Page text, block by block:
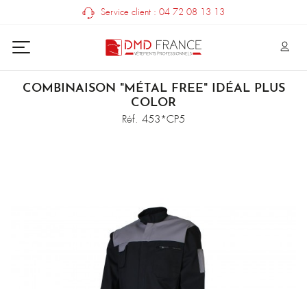
Service client : 04 72 08 13 13
COMBINAISON "MÉTAL FREE" IDÉAL PLUS
COLOR
Réf. 453*CP5